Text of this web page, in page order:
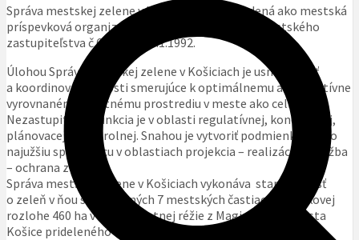
Správa mestskej zelene v Košiciach bola zriadená ako mestská
príspevková organizácia na základe uznesenia Mestského
zastupiteľstva č.69 zo dňa 7.1.1992.
Úlohou Správy mestskej zelene v Košiciach je usmerňovať
a koordinovať činnosti smerujúce k optimálnemu a kvalitatívne
vyrovnanému životnému prostrediu v meste ako celku.
Nezastupiteľná funkcia je v oblasti regulatívnej, koncepčnej,
plánovacej a kontrolnej. Snahou je vytvoriť podmienky pre čo
najužšiu spoluprácu v oblastiach projekcia – realizácia – údržba
– ochrana zelene.
Správa mestskej zelene v Košiciach vykonáva starostlivosť
o zeleň v ňou spravovaných 7 mestských častiach o celkovej
rozlohe 460 ha v rámci vlastnej réžie z Magistrátom mesta
Košice prideleného rozpočtu.